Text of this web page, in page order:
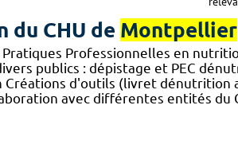
du CHU de Montpellier
Professionnelles en
publics : dépistage et PEC
d'outils (livret dénutrition
avec différentes entités du